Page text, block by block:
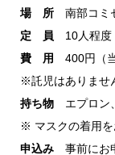
場 所 南部コミ
定 員 10人程度
費 用
400円（
※託児はありませ
持ち物 エプロン
※ マスクの着用を
申込み 事前にお